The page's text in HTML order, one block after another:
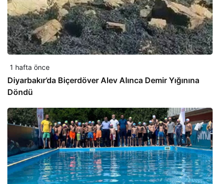
1 hafta önce
Diyarbakır’da Biçerdöver Alev Alınca Demir Yığınına
Döndü